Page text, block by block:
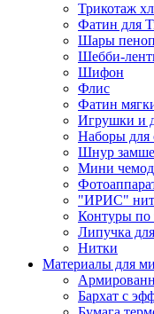
Трикотаж
Фатин для
Шары
Шебби-
Шифон
Флис
Фатин
Игрушки и
Наборы для
Шнур
Мини
"ИРИС"
Контуры по
Липучка
Нитки
Материалы для
Бархат с